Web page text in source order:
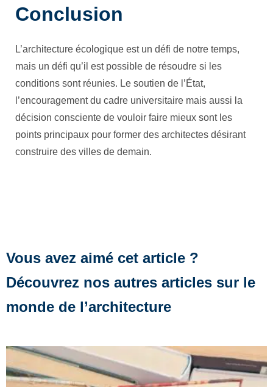
Conclusion
L’architecture écologique est un défi de notre temps,
mais un défi qu’il est possible de résoudre si les
conditions sont réunies. Le soutien de l’État,
l’encouragement du cadre universitaire mais aussi la
décision consciente de vouloir faire mieux sont les
points principaux pour former des architectes désirant
construire des villes de demain.
Vous avez aimé cet article ?
Découvrez nos autres articles sur le
monde de l’architecture